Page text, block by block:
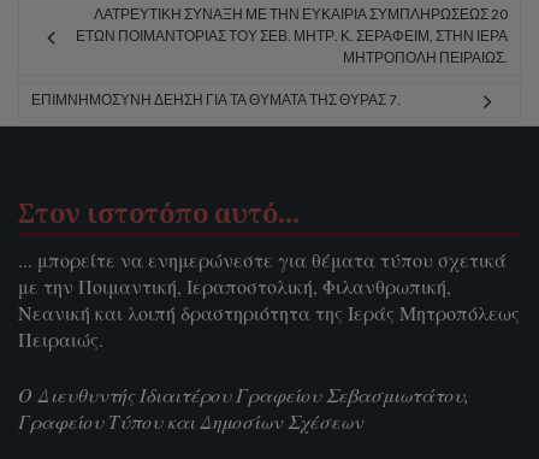
ΛΑΤΡΕΥΤΙΚΉ ΣΎΝΑΞΗ ΜΕ ΤΗΝ ΕΥΚΑΙΡΊΑ ΣΥΜΠΛΗΡΏΣΕΩΣ 20
ΕΤΏΝ ΠΟΙΜΑΝΤΟΡΊΑΣ ΤΟΥ ΣΕΒ. ΜΗΤΡ. Κ. ΣΕΡΑΦΕΊΜ, ΣΤΗΝ ΙΕΡΆ
ΜΗΤΡΌΠΟΛΗ ΠΕΙΡΑΙΏΣ.
ΕΠΙΜΝΗΜΌΣΥΝΗ ΔΈΗΣΗ ΓΙΑ ΤΑ ΘΎΜΑΤΑ ΤΗΣ ΘΎΡΑΣ 7.
Στον ιστοτόπο αυτό…
... μπορείτε να ενημερώνεστε για θέματα τύπου σχετικά
με την Ποιμαντική, Ιεραποστολική, Φιλανθρωπική,
Νεανική και λοιπή δραστηριότητα της Ιεράς Μητροπόλεως
Πειραιώς.
Ο Διευθυντής Ιδιαιτέρου Γραφείου Σεβασμιωτάτου,
Γραφείου Τύπου και Δημοσίων Σχέσεων